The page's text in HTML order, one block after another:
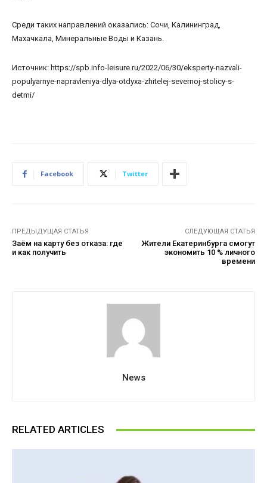
Среди таких направлений оказались: Сочи, Калининград,
Махачкала, Минеральные Воды и Казань.
Источник: https://spb.info-leisure.ru/2022/06/30/eksperty-nazvali-
populyarnye-napravleniya-dlya-otdyxa-zhitelej-severnoj-stolicy-s-
detmi/
Facebook Twitter
ПРЕДЫДУЩАЯ СТАТЬЯ
Заём на карту без отказа: где
и как получить
СЛЕДУЮЩАЯ СТАТЬЯ
Жители Екатеринбурга смогут
экономить 10 % личного
времени
News
RELATED ARTICLES